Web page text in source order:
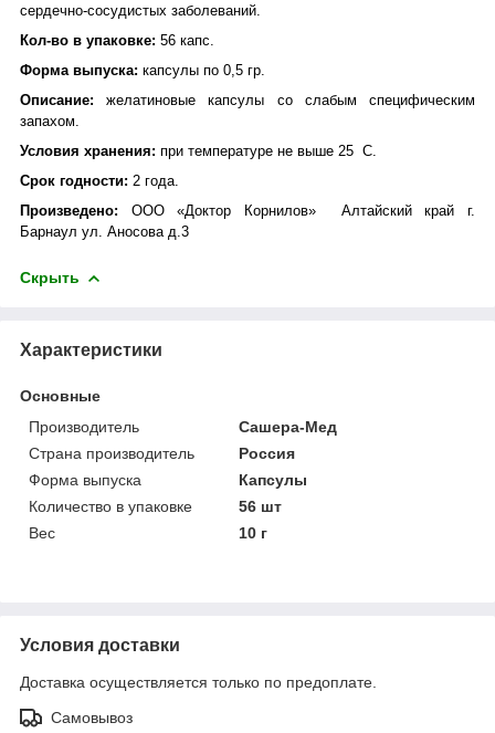
сердечно-сосудистых заболеваний
Кол-во в упаковке: 56 капс.
Форма выпуска: капсулы по 0,5 гр.
Описание: желатиновые капсулы со слабым специфическим
запахом.
Условия хранения: при температуре не выше 25 С.
Срок годности: 2 года.
Произведено: ООО «Доктор Корнилов» Алтайский край г.
Барнаул ул. Аносова д.3
Скрыть
Характеристики
Основные
Производитель
Сашера-Мед
Страна производитель
Россия
Форма выпуска
Капсулы
Количество в упаковке
56 шт
Вес
10 г
Условия доставки
Доставка осуществляется только по предоплате.
Самовывоз